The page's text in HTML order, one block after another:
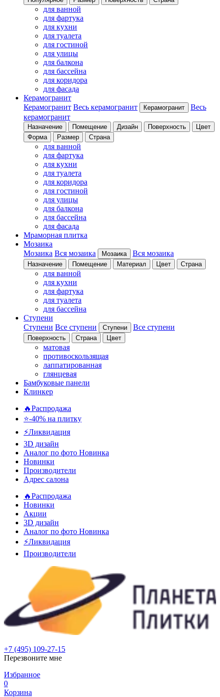
для ванной
для фартука
для кухни
для туалета
для гостиной
для улицы
для балкона
для бассейна
для коридора
для фасада
Керамогранит
Керамогранит Весь керамогранит Керамогранит
Весь
керамогранит
Назначение Помещение Дизайн Поверхность
Цвет
Форма
Размер Страна
для ванной
для фартука
для кухни
для туалета
для коридора
для гостиной
для улицы
для балкона
для бассейна
для фасада
Мраморная плитка
Мозаика
Мозаика Вся мозаика Мозаика Вся мозаика
Назначение Помещение Материал Цвет Страна
для ванной
для кухни
для фартука
для туалета
для бассейна
Ступени
Ступени Все ступени Ступени Все ступени
Поверхность Страна Цвет
матовая
противоскользящая
лаппатированная
глянцевая
Бамбуковые панели
Клинкер
🔥Распродажа
⭐-40% на плитку
⚡️Ликвидация
3D дизайн
Аналог по фото Новинка
Новинки
Производители
Адрес салона
🔥Распродажа
Новинки
Акции
3D дизайн
Аналог по фото Новинка
⚡Ликвидация
Производители
+7 (495) 109-27-15
Перезвоните мне
Избранное
0
Корзина